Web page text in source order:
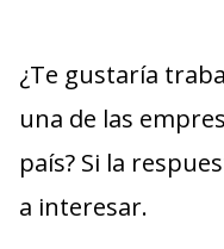
¿Te gustaría
una de las
país? Si la
a interesar.